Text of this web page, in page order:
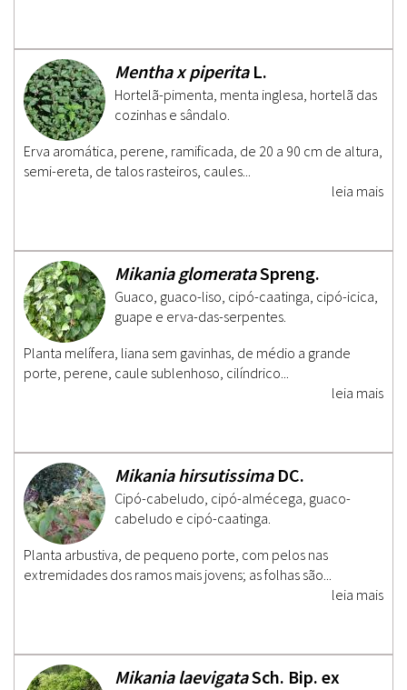
Mentha x piperita L.
Hortelã-pimenta, menta inglesa, hortelã das
cozinhas e sândalo.
Erva aromática, perene, ramificada, de 20 a 90 cm de altura,
semi-ereta, de talos rasteiros, caules...
leia mais
Mikania glomerataSpreng.
Guaco, guaco-liso, cipó-caatinga, cipó-icica,
guape e erva-das-serpentes.
Planta melífera, liana sem gavinhas, de médio a grande
porte, perene, caule sublenhoso, cilíndrico...
leia mais
Mikania hirsutissima DC.
Cipó-cabeludo, cipó-almécega, guaco-
cabeludo e cipó-caatinga.
Planta arbustiva, de pequeno porte, com pelos nas
extremidades dos ramos mais jovens; as folhas são...
leia mais
Mikania laevigataSch. Bip. ex